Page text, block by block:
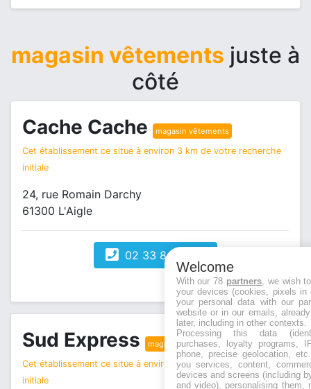
magasin vêtements juste à
côté
Cache Cache magasin vêtements
Cet établissement ce situe à environ 3 km de votre recherche
initiale
24, rue Romain Darchy
61300 L'Aigle
02 33 84 84 20
Sud Express magasin vêtements
Cet établissement ce situe à environ 3 km de votre recherche
initiale
Welcome
With our 78 partners, we wish
your devices (cookies, pixels
your personal data with our
website or in our emails,
later, including in other contexts.
Processing this data
purchases, loyalty programs,
phone, precise geolocation,
you services, content,
devices and screens (including
and video), personalising them,